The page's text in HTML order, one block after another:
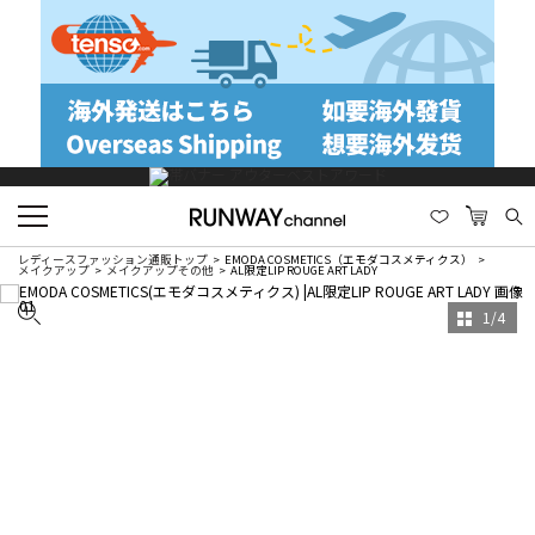
レディースファッション通販トップ EMODA COSMETICS（エモダコスメティクス）
メイクアップ メイクアップその他 AL限定LIP ROUGE ART LADY
1 /4